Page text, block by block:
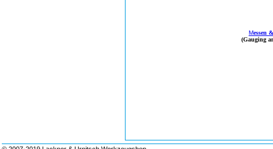
Messen
(Gauging